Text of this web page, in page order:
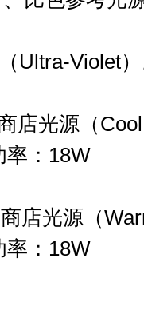
Ultra-Violet
店光源（
率：18W
店光源（
率：18W